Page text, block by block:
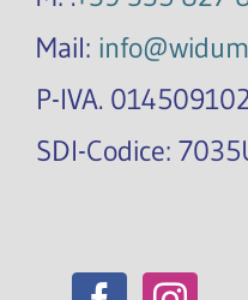
Mail:
P-IVA.
SDI-Codice: